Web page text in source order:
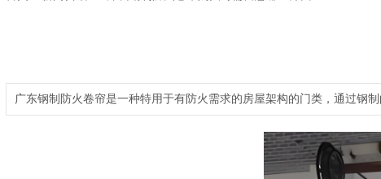
广东钢制防火卷帘是一种特用于有防火需求的房屋架构的门类，通过钢